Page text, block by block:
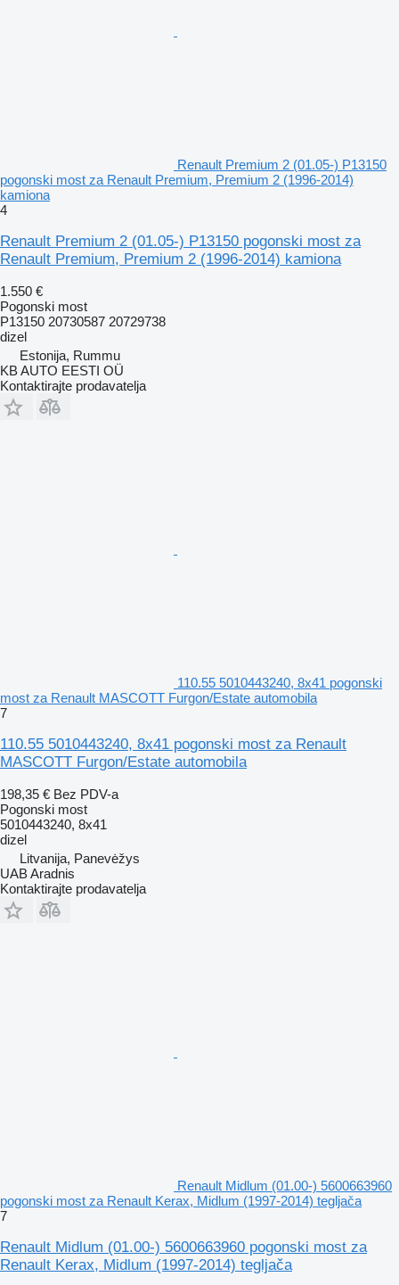
Renault Premium 2 (01.05-) P13150
pogonski most za Renault Premium, Premium 2 (1996-2014)
kamiona
4
Renault Premium 2 (01.05-) P13150 pogonski most za
Renault Premium, Premium 2 (1996-2014) kamiona
1.550 €
Pogonski most
P13150 20730587 20729738
dizel
Estonija, Rummu
KB AUTO EESTI OÜ
Kontaktirajte prodavatelja
110.55 5010443240, 8x41 pogonski
most za Renault MASCOTT Furgon/Estate automobila
7
110.55 5010443240, 8x41 pogonski most za Renault
MASCOTT Furgon/Estate automobila
198,35 € Bez PDV-a
Pogonski most
5010443240, 8x41
dizel
Litvanija, Panevėžys
UAB Aradnis
Kontaktirajte prodavatelja
Renault Midlum (01.00-) 5600663960
pogonski most za Renault Kerax, Midlum (1997-2014) tegljača
7
Renault Midlum (01.00-) 5600663960 pogonski most za
Renault Kerax, Midlum (1997-2014) tegljača